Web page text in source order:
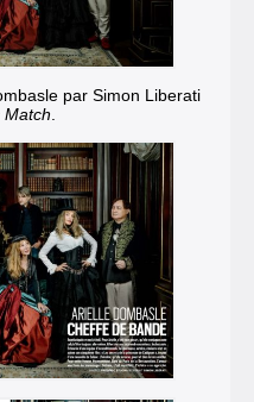
par Simon Liberati
Match